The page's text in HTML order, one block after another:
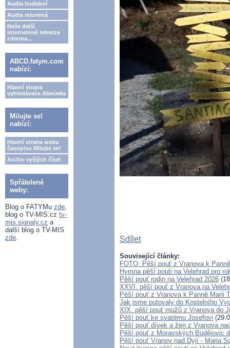
Audia hudební
Audia mluvená
Naše další
internetové televize
zdarma...
ABCD.fatym.com
nabízí:
Hlavní strana
vyhledávače Abeceda
Milujte se!
nabízí:
Hlavní strana webu
časopisu Milujte se!
Archiv vyšlých čísel
Spřátelené
weby:
Blog o FATYMu zde,
blog o TV-MIS.cz tv-
mis.signaly.cz a
další blog o TV-MIS
zde. Sdílet
Související články:
FOTO: Pěší pouť z Vranova k
Hymna pěší pouti na Velehrad pro
Pěší pouť rodin na Velehrad 2026
XXVI. pěší pouť z Vranova na
Pěší pouť z Vranova k Panně Marii
Jak jsme putovaly do Kostelního
XIX. pěší pouť mužů z Vranova do
Pěší pouť ke svatému Josefovi
Pěší pouť dívek a žen z Vranova
Pěší pouť z Moravských Budějovic
Pěší pouť Vranov nad Dyjí - Maria